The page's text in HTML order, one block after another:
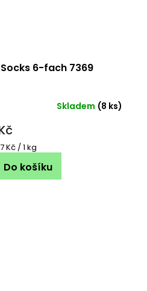
6-fach 7369
Skladem (8 ks)
Kč / 1 kg
Do košíku